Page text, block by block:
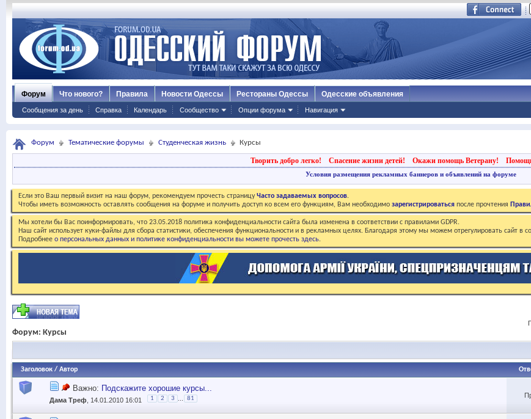
Форум
Сообщения за день Справка Календарь Сообщество Опции форума Навигация
Что нового? Правила Новости Одессы Рестораны Одессы Одесские объявления
Форум Тематические форумы Студенческая жизнь Курсы
Творить добро легко! Спасение жизни детей! Окажи помощь Ветерану!
Условия размещения рекламных баннеров и объявлений на форуме
Если это Ваш первый визит на наш форум, рекомендуем прочесть страницуЧасто задаваемых вопросов.
Чтобы иметь возможность оставлять сообщения на форуме и получить доступ ко всем его функциям, Вам необходимо зарегистрироваться после прочтения
Мы хотели бы Вас поинформировать, что 23.05.2018 политика конфиденциальности сайта была изменена в соответствии с правилами GDPR.
Наш сайт использует куки-файлы для сбора статистики, обеспечения функциональности и в рекламных целях. Благодаря этому мы можем отрегулировать сайт в
Подробнее о персональных данных и политике конфиденциальности вы можете прочесть здесь.
Форум: Курсы
Заголовок / Автор
Важно: Подскажите хорошие курсы...
Дама Треф , 14.01.2010 16:01 1 2 3 81